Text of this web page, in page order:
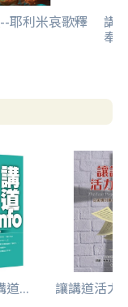
經歷 tran
自己的宣講是否不
的道（參路廿四 4
（徒二十 32）。
」。感謝主透過教
在課堂上與他們一同
事奉上被提升。筆者
撰寫推薦短文，重溫
此也向他們致謝。
，直到永永遠遠。
耶利米哀歌釋 講
奉
道... 讓講道活力